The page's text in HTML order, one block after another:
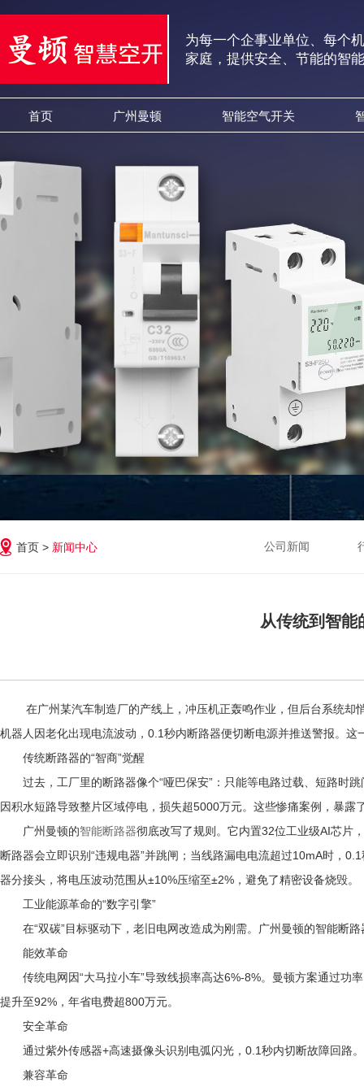
为每一个企事业单位、每个
家庭，提供安全、节能的智
首页 广州曼顿 智能空气开关
首页 > 新闻中心 公司新闻
从传统到智
在广州某汽车制造厂的产线上，冲压机正轰鸣作业，但后台系统却
机器人因老化出现电流波动，0.1秒内断路器便切断电源并推送警报。
传统断路器的“智商”觉醒
过去，工厂里的断路器像个“哑巴保安”：只能等电路过载、短路时跳
因积水短路导致整片区域停电，损失超5000万元。这些惨痛案例，暴
广州曼顿的智能断路器彻底改写了规则。它内置32位工业级AI芯片
断路器会立即识别“违规电器”并跳闸；当线路漏电电流超过10mA时，
器分接头，将电压波动范围从±10%压缩至±2%，避免了精密设备烧毁。
工业能源革命的“数字引擎”
在“双碳”目标驱动下，老旧电网改造成为刚需。广州曼顿的智能断路
能效革命
传统电网因“大马拉小车”导致线损率高达6%-8%。曼顿方案通过功
提升至92%，年省电费超800万元。
安全革命
通过紫外传感器+高速摄像头识别电弧闪光，0.1秒内切断故障回路。
兼容革命